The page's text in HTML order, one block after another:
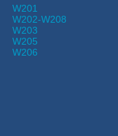
W201
W202-W208
W203
W205
W206